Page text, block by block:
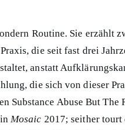
Routine. Sie erzählt
die seit fast drei
anstatt
die sich von dieser
Substance Abuse But The
Mosaic 2017; seither tourt